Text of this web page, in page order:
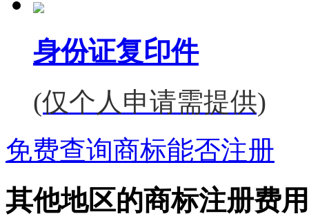
身份证复印件
(仅个人申请需提供)
免费查询商标能否注册
其他地区的商标注册费用